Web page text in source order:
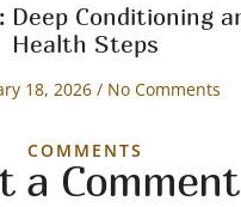
Deep Conditioning
Health Steps
18, 2026 No Comments
COMMENTS
a Comment